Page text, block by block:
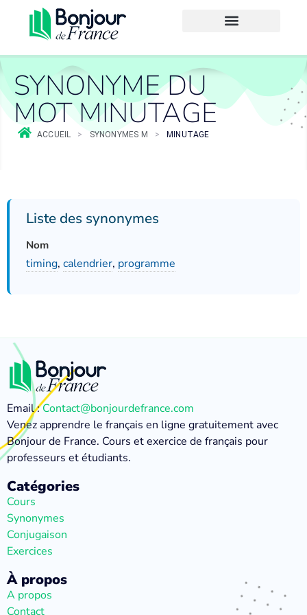
SYNONYME DU
MOT MINUTAGE
ACCUEIL > SYNONYMES M > MINUTAGE
Liste des synonymes
Nom
timing, calendrier, programme
Email :Contact@bonjourdefrance.com
Venez apprendre le français en ligne gratuitement avec
Bonjour de France. Cours et exercice de français pour
professeurs et étudiants.
Catégories
Cours
Synonymes
Conjugaison
Exercices
À propos
A propos
Contact